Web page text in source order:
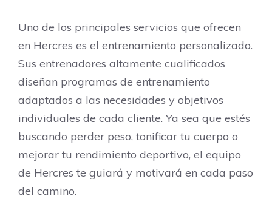
Uno de los principales servicios que ofrecen
en Hercres es el entrenamiento personalizado.
Sus entrenadores altamente cualificados
diseñan programas de entrenamiento
adaptados a las necesidades y objetivos
individuales de cada cliente. Ya sea que estés
buscando perder peso, tonificar tu cuerpo o
mejorar tu rendimiento deportivo, el equipo
de Hercres te guiará y motivará en cada paso
del camino.